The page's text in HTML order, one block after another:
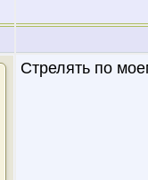
Cтрелять по